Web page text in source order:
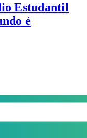
Estudantil
é